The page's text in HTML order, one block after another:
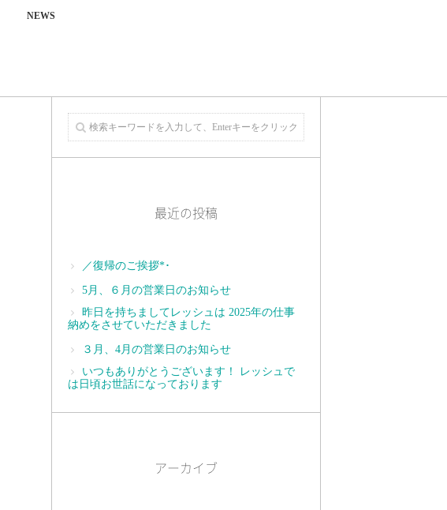
NEWS
最近の投稿
／復帰のご挨拶*･ ⁡
5月、６月の営業日のお知らせ
昨日を持ちましてレッシュは 2025年の仕事
納めをさせていただきました
３月、4月の営業日のお知らせ
いつもありがとうございます！ レッシュで
は日頃お世話になっております
アーカイブ